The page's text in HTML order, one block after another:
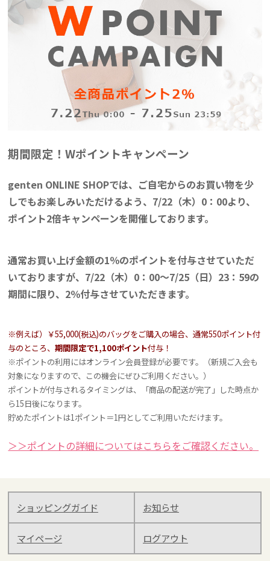
期間限定！Wポイントキャンペーン
genten ONLINE SHOPでは、ご自宅からのお買い物を少
しでもお楽しみいただけるよう、7/22（木）0：00より、
ポイント2倍キャンペーンを開催しております。
通常お買い上げ金額の1％のポイントを付与させていただ
いておりますが、7/22（木）0：00～7/25（日）23：59の
期間に限り、2％付与させていただきます。
※例えば）￥55,000(税込)のバッグをご購入の場合、通常550ポイント付
与のところ、期間限定で1,100ポイント付与！
※ポイントの利用にはオンライン会員登録が必要です。（新規ご入会も
対象になりますので、この機会にぜひご利用ください。）
ポイントが付与されるタイミングは、「商品の配送が完了」した時点か
ら15日後になります。
貯めたポイントは1ポイント＝1円としてご利用いただけます。
＞＞ポイントの詳細についてはこちらをご確認ください。
ショッピングガイド お知らせ
マイページ ログアウト